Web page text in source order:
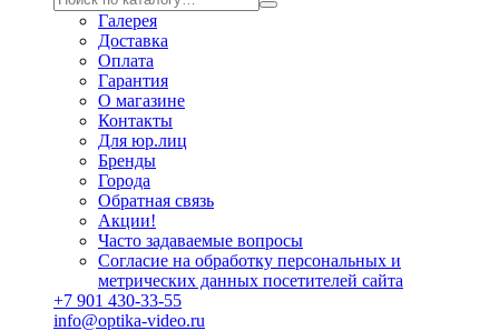
Галерея
Доставка
Оплата
Гарантия
О магазине
Контакты
Для юр.лиц
Бренды
Города
Обратная связь
Акции!
Часто задаваемые вопросы
Согласие на обработку персональных и
метрических данных посетителей сайта
+7 901 430-33-55
info@optika-video.ru